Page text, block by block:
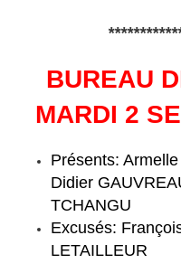
BUREAU
MARDI 2
Présents:
Didier
TCHANGU
Excusés:
LETAILLEUR